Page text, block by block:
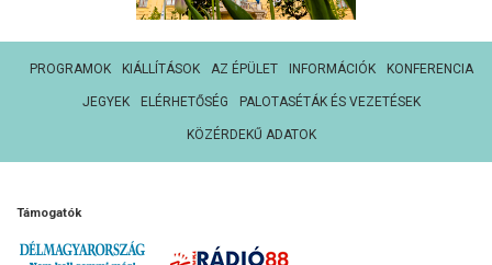
PROGRAMOK KIÁLLÍTÁSOK AZ ÉPÜLET INFORMÁCIÓK KONFERENCIA
JEGYEK ELÉRHETŐSÉG PALOTASÉTÁK ÉS VEZETÉSEK
KÖZÉRDEKŰ ADATOK
Támogatók